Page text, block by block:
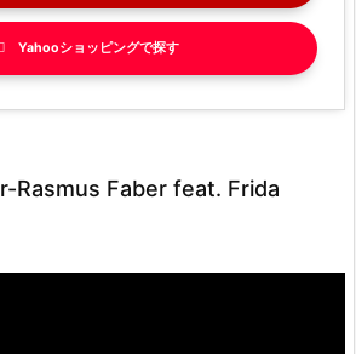
Yahooショッピング
Rasmus Faber feat. Frida